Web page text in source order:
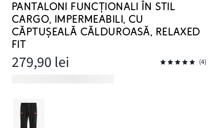
PANTALONI FUNCȚIONALI ÎN STIL
CARGO, IMPERMEABILI, CU
CĂPTUȘEALĂ CĂLDUROASĂ, RELAXED
FIT
279,90 lei (4)